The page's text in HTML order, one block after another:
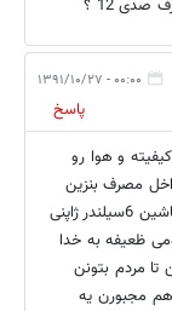
۰۰:۰۰ - ۱۳۹۱/۱۰/۲۷
پاسخ
و هوا رو
مصرف بنزین
بالایی دارن و حتی باعث آلودگی هوا هم میشن یه ماشین 6سیلندر ژاپنی
ظعیفه به خدا
تا مردم بتونن
مجبورن یه